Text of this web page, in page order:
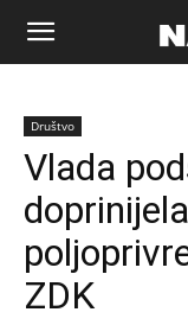
Naša
riječ
Društvo
Vlada
ZDK